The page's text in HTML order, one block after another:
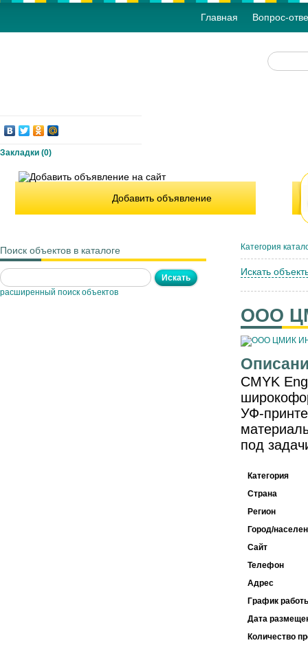
Главная Вопрос-
Закладки (0)
Добавить объявление
Поиск объектов в каталоге
расширенный поиск объектов
Категория
Искать
ООО
CMYK
УФ-
под
Категория
Страна
Регион
Город/
Сайт
Телефон
Адрес
График
Дата
Количество